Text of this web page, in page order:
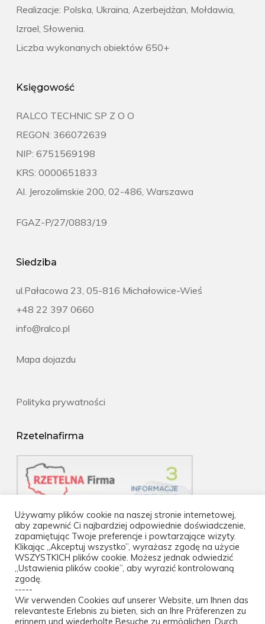
Realizacje: Polska, Ukraina, Azerbejdżan, Mołdawia,
Izrael, Słowenia.
Liczba wykonanych obiektów 650+
Księgowość
RALCO TECHNIC SP Z O O
REGON: 366072639
NIP: 6751569198
KRS: 0000651833
Al. Jerozolimskie 200, 02-486, Warszawa
FGAZ-P/27/0883/19
Siedziba
ul.Pałacowa 23, 05-816 Michałowice-Wieś
+48 22 397 0660
info@ralco.pl
Mapa dojazdu
Polityka prywatności
Rzetelnafirma
Używamy plików cookie na naszej stronie internetowej,
aby zapewnić Ci najbardziej odpowiednie doświadczenie,
zapamiętując Twoje preferencje i powtarzające wizyty.
Klikając „Akceptuj wszystko”, wyrażasz zgodę na użycie
WSZYSTKICH plików cookie. Możesz jednak odwiedzić
„Ustawienia plików cookie”, aby wyrazić kontrolowaną
zgodę.
-----
Wir verwenden Cookies auf unserer Website, um Ihnen das
relevanteste Erlebnis zu bieten, sich an Ihre Präferenzen zu
erinnern und wiederholte Besuche zu ermöglichen. Durch